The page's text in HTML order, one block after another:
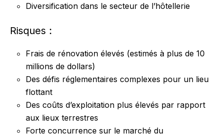
Diversification dans le secteur de l’hôtellerie
Risques :
Frais de rénovation élevés (estimés à plus de 10
millions de dollars)
Des défis réglementaires complexes pour un lieu
flottant
Des coûts d’exploitation plus élevés par rapport
aux lieux terrestres
Forte concurrence sur le marché du